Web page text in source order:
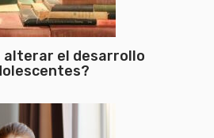
alterar el desarrollo